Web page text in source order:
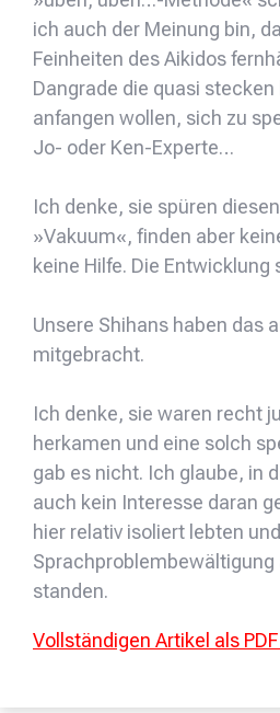
ich auch der Meinung bin,
Feinheiten des Aikidos
Dangrade die quasi stecken
anfangen wollen, sich zu
Jo- oder Ken-Experte…
Ich denke, sie spüren
»Vakuum«, finden aber
keine Hilfe. Die Entwicklung
Unsere Shihans haben das
mitgebracht.
Ich denke, sie waren recht
herkamen und eine solch
gab es nicht. Ich glaube, in
auch kein Interesse daran
hier relativ isoliert lebten und
Sprachproblembewältigung
standen.
Vollständigen Artikel als